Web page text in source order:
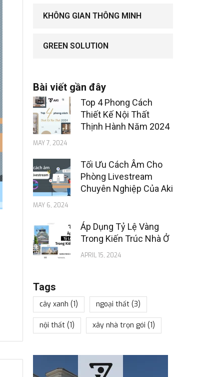
KHÔNG GIAN THÔNG MINH
GREEN SOLUTION
Bài viết gần đây
Top 4 Phong Cách
Thiết Kế Nội Thất
Thịnh Hành Năm 2024
MAY 7, 2024
Tối Ưu Cách Âm Cho
Phòng Livestream
Chuyên Nghiệp Của Aki
MAY 6, 2024
Áp Dụng Tỷ Lệ Vàng
Trong Kiến Trúc Nhà Ở
APRIL 15, 2024
Tags
cây xanh (1) ngoại thất (3)
nội thất (1) xây nhà trọn gói (1)